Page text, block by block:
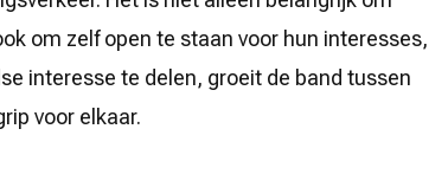
om zelf open te staan voor hun interesses,
interesse te delen, groeit de band tussen
voor elkaar.